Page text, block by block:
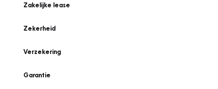
Zakelijke lease
Zekerheid
Verzekering
Garantie